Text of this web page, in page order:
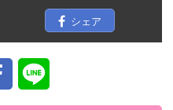
シェア